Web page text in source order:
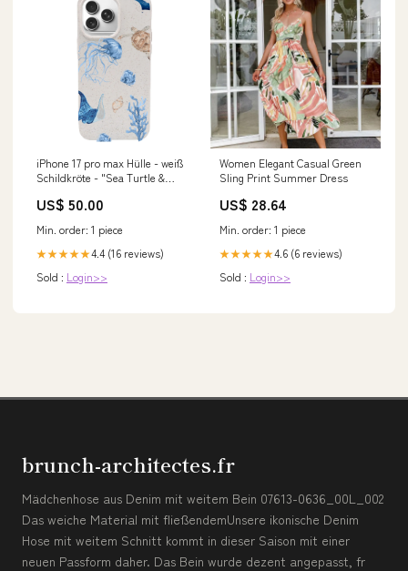
iPhone 17 pro max Hülle - weiß
Schildkröte - "Sea Turtle &
US$ 50.00
Min. order: 1 piece
★★★★★4.4 (16 reviews)
Sold : Login>>
Women Elegant Casual Green
Sling Print Summer Dress
US$ 28.64
Min. order: 1 piece
★★★★★4.6 (6 reviews)
Sold : Login>>
brunch-architectes.fr
Mädchenhose aus Denim mit weitem Bein 07613-0636_00L_002
Das weiche Material mit fließendemUnsere ikonische Denim
Hose mit weitem Schnitt kommt in dieser Saison mit einer
neuen Passform daher. Das Bein wurde dezent angepasst, fr